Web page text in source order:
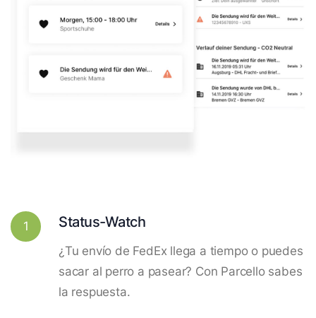
1 Status-Watch
¿Tu envío de FedEx llega a tiempo o puedes
sacar al perro a pasear? Con Parcello sabes
la respuesta.